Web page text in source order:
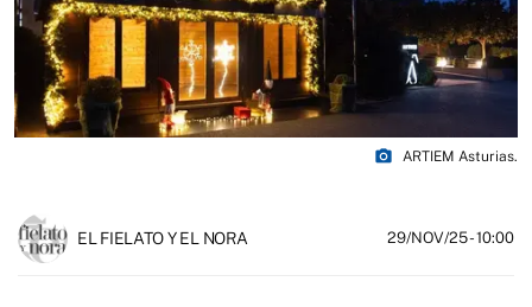
photo_camera ARTIEM Asturias.
EL FIELATO Y EL NORA 29/NOV/25- 10:00